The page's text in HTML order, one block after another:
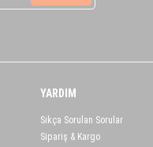
YARDIM
Sıkça Sorulan Sorular
Sipariş & Kargo